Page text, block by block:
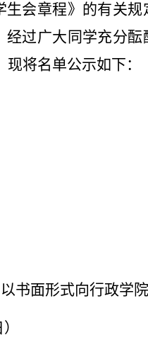
会章程》的有关
过广大同学充分
现将名单公示如下：
书面形式向行政学
）